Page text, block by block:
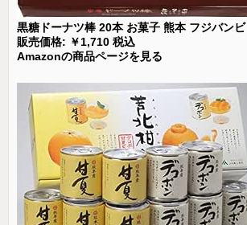
黒糖ドーナツ棒 20本 お菓子 熊本 フジバンビ
販売価格: ￥1,710 税込
Amazonの商品ページを見る